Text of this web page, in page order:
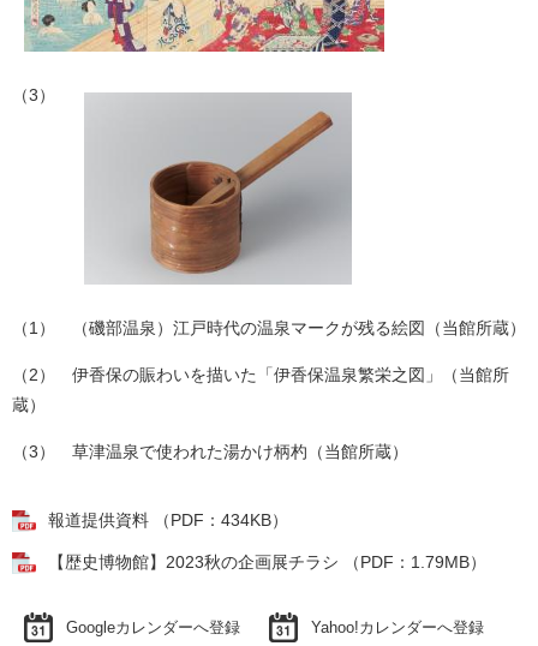
（3）
（1） （磯部温泉）江戸時代の温泉マークが残る絵図（当館所蔵）
（2） 伊香保の賑わいを描いた「伊香保温泉繁栄之図」（当館所
蔵）
（3） 草津温泉で使われた湯かけ柄杓（当館所蔵）
報道提供資料 （PDF：434KB）
【歴史博物館】2023秋の企画展チラシ （PDF：1.79MB）
Googleカレンダーへ登録 Yahoo!カレンダーへ登録